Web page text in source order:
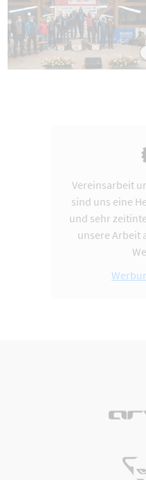
Vereinsarbeit
sind uns eine
und sehr
unsere Arbeit